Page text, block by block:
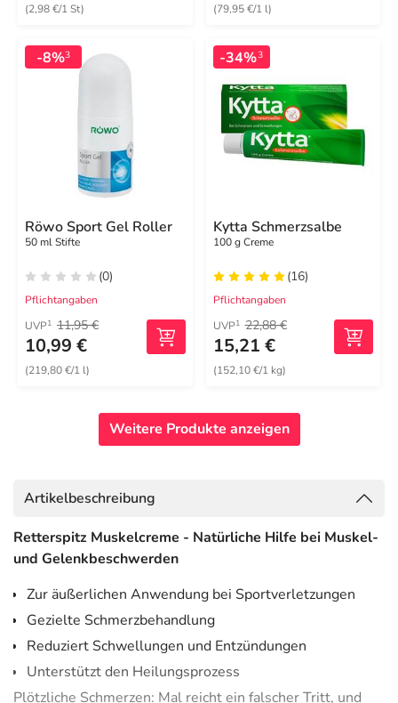
(2,98 €/1 St) (79,95 €/1 l)
-8%3
Röwo Sport Gel Roller
50 ml Stifte
(0)
Pflichtangaben
UVP1 11,95 €
10,99 €
(219,80 €/1 l)
-34%3
Kytta Schmerzsalbe
100 g Creme
(16)
Pflichtangaben
UVP1 22,88 €
15,21 €
(152,10 €/1 kg)
Weitere Produkte anzeigen
Artikelbeschreibung
Retterspitz Muskelcreme - Natürliche Hilfe bei Muskel-
und Gelenkbeschwerden
Zur äußerlichen Anwendung bei Sportverletzungen
Gezielte Schmerzbehandlung
Reduziert Schwellungen und Entzündungen
Unterstützt den Heilungsprozess
Plötzliche Schmerzen: Mal reicht ein falscher Tritt, und